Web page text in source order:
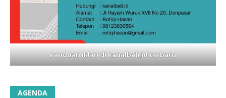
Panduan iklan di kanalbali,id terbaru
AGENDA